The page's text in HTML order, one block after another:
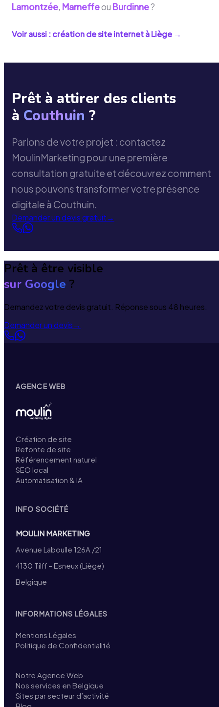
Lamontzée, Marneffeou Burdinne?
Voir aussi : création de site internet àLiège→
Prêt à attirer des clients
à Couthuin ?
Parlons de votre projet : contactez
MoulinMarketing pour une première
consultation gratuite et découvrez comment
nous pouvons transformer votre présence
digitale à Couthuin.
Demander un devis gratuit→
Prêt à être visible
sur Google ?
Demandez votre devis gratuit. Réponse sous 48 heures.
Demander un devis→
AGENCE WEB
Création de site
Refonte de site
Référencement naturel
SEO local
Automatisation & IA
INFO SOCIÉTÉ
MOULIN MARKETING
Avenue Laboulle 126A /21
4130 Tilff – Esneux (Liège)
Belgique
INFORMATIONS LÉGALES
Mentions Légales
Politique de Confidentialité
Notre Agence Web
Nos services en Belgique
Sites par secteur d’activité